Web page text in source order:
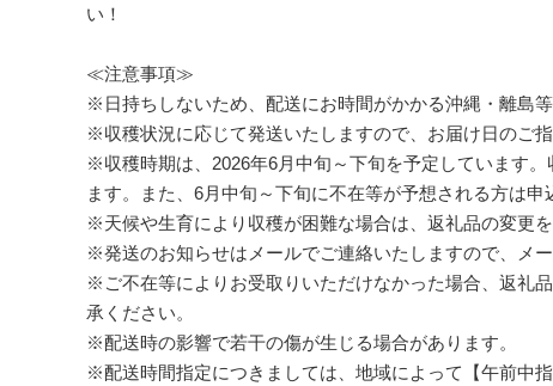
い！
≪注意事項≫
※日持ちしないため、配送にお時間がかかる沖縄・離島
※収穫状況に応じて発送いたしますので、お届け日のご指
※収穫時期は、2026年6月中旬～下旬を予定しています
ます。また、6月中旬～下旬に不在等が予想される方は申
※天候や生育により収穫が困難な場合は、返礼品の変更
※発送のお知らせはメールでご連絡いたしますので、メー
※ご不在等によりお受取りいただけなかった場合、返礼
承ください。
※配送時の影響で若干の傷が生じる場合があります。
※配送時間指定につきましては、地域によって【午前中